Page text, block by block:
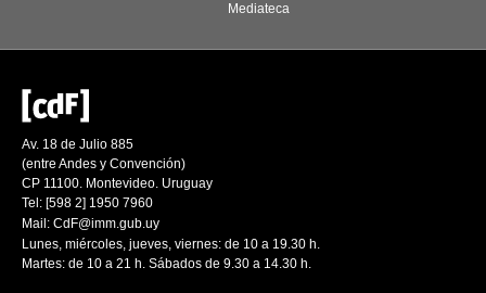
Mediateca
Av. 18 de Julio 885
(entre Andes y Convención)
CP 11100. Montevideo. Uruguay
Tel: [598 2] 1950 7960
Mail: CdF@imm.gub.uy
Lunes, miércoles, jueves, viernes: de 10 a 19.30 h.
Martes: de 10 a 21 h. Sábados de 9.30 a 14.30 h.